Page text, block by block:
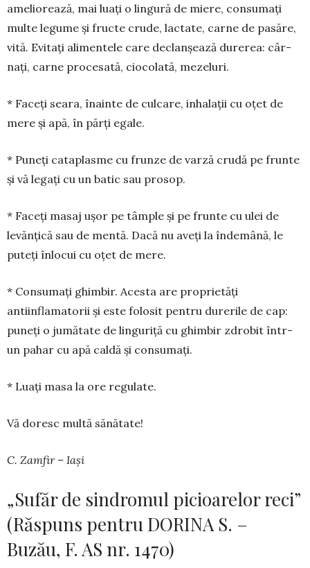
ameliorează, mai luați o lingură de miere, consumați
multe legu­me și fructe crude, lactate, carne de pasăre,
vită. Evitați alimentele care declanșează durerea: câr­
nați, carne procesată, ciocolată, me­zeluri.
* Faceți seara, înainte de culcare, inhalații cu oțet de
mere și apă, în părți egale.
* Puneți cataplasme cu frunze de varză crudă pe frunte
și vă legați cu un batic sau prosop.
* Faceți masaj ușor pe tâmple și pe frunte cu ulei de
levănțică sau de mentă. Dacă nu aveți la îndemână, le
puteți înlocui cu oțet de mere.
* Consumați ghimbir. Acesta are proprietăți
antiinflamatorii și este folosit pentru durerile de cap:
puneți o jumătate de linguriță cu ghimbir zdro­bit într-
un pahar cu apă caldă și consumați.
* Luați masa la ore regulate.
Vă doresc multă sănătate!
C. Zamfir – Iași
„Sufăr de sindromul picioarelor reci”
(Răspuns pentru DORINA S. –
Buzău, F. AS nr. 1470)